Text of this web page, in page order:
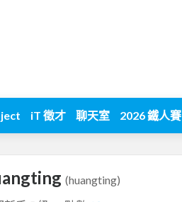
iT 徵才 聊天室 2026 鐵人賽
(huangting)